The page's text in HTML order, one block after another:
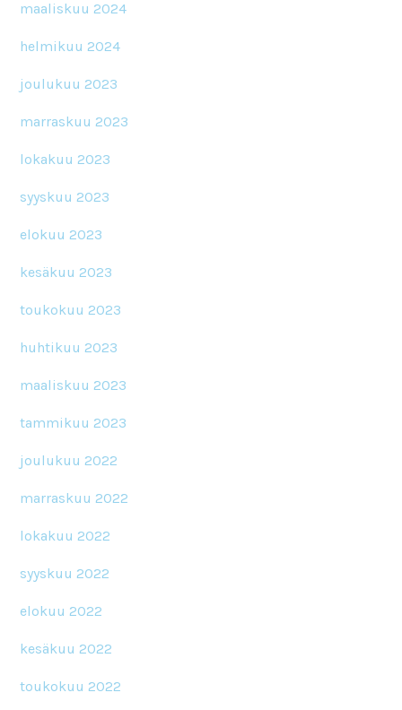
maaliskuu 2024
helmikuu 2024
joulukuu 2023
marraskuu 2023
lokakuu 2023
syyskuu 2023
elokuu 2023
kesäkuu 2023
toukokuu 2023
huhtikuu 2023
maaliskuu 2023
tammikuu 2023
joulukuu 2022
marraskuu 2022
lokakuu 2022
syyskuu 2022
elokuu 2022
kesäkuu 2022
toukokuu 2022